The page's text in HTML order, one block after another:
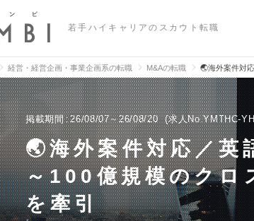
若手ハイキャリアのスカウト転職
経営・経営企画・事業企画系の転職 M&Aの転職 🌏海外案件対
掲載期間 26/08/07～26/08/20 求人No.YMTHC-
🌏海外案件対応／
～100億規模のクロ
を牽引